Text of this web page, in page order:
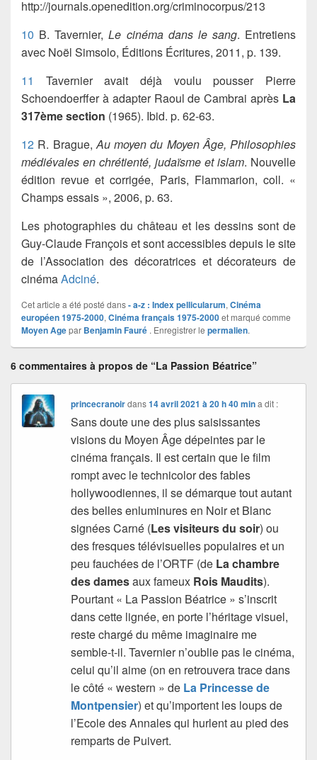
http://journals.openedition.org/criminocorpus/213
10 B. Tavernier,Le cinéma dans le sang. Entretiens
avec Noël Simsolo, Éditions Écritures, 2011, p. 139.
11
Tavernier avait déjà voulu pousser Pierre
Schoendoerffer à adapter Raoul de Cambrai après La
317ème section (1965). Ibid. p. 62-63.
12 R. Brague,Au moyen du Moyen Âge, Philosophies
médiévales en chrétienté, judaïsme et islam. Nouvelle
édition revue et corrigée, Paris, Flammarion, coll. «
Champs essais », 2006, p. 63.
Les photographies du château et les dessins sont de
Guy-Claude François et sont accessibles depuis le site
de l’Association des décoratrices et décorateurs de
cinémaAdciné.
Cet article a été posté dans- a-z : Index pellicularum, Cinéma
européen 1975-2000, Cinéma français 1975-2000et marqué comme
Moyen Agepar Benjamin Fauré . Enregistrer le permalien.
6 commentaires à propos de “La Passion Béatrice”
princecranoirdans14 avril 2021 à 20 h 40 min a dit :
Sans doute une des plus saisissantes
visions du Moyen Âge dépeintes par le
cinéma français. Il est certain que le film
rompt avec le technicolor des fables
hollywoodiennes, il se démarque tout autant
des belles enluminures en Noir et Blanc
signées Carné (Les visiteurs du soir) ou
des fresques télévisuelles populaires et un
peu fauchées de l’ORTF (de La chambre
des damesaux fameux Rois Maudits).
Pourtant « La Passion Béatrice » s’inscrit
dans cette lignée, en porte l’héritage visuel,
reste chargé du même imaginaire me
semble-t-il. Tavernier n’oublie pas le cinéma,
celui qu’il aime (on en retrouvera trace dans
le côté « western » de La Princesse de
Montpensier) et qu’importent les loups de
l’Ecole des Annales qui hurlent au pied des
remparts de Puivert.